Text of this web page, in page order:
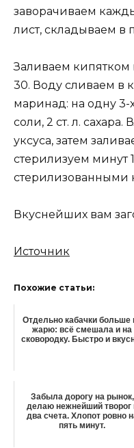
заворачиваем
лист, складываем в
Заливаем кипятком
30. Воду сливаем в
маринад: на одну 3-х
соли, 2 ст. л.
уксуса, затем
стерилизуем минут
Вкуснейших вам
Источник
Похожие статьи:
Отдельно кабачки больше
жарю: всё смешала и на
сковородку. Быстро и
Забыла дорогу на рынок,
делаю нежнейший творог
два счета. Хлопот ровно
пять минут.